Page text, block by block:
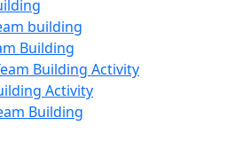
building
Building​
Building Activity
Activity
Building